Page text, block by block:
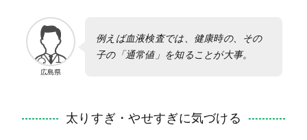
広島県
例えば血液検査では、健康時の、その
子の「通常値」を知ることが大事。
太りすぎ・やせすぎに気づける